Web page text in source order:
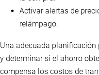
Activar alertas de
relámpago.
Una adecuada
y determinar si el ahorro
compensa los costos de